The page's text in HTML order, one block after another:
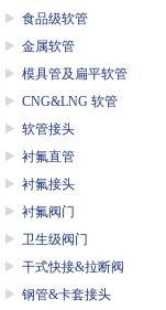
食品级软管
金属软管
模具管及扁平软管
CNG&LNG 软管
软管接头
衬氟直管
衬氟接头
衬氟阀门
卫生级阀门
干式快接&拉断阀
钢管&卡套接头